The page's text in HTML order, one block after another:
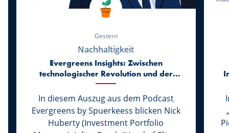
Gestern
Nachhaltigkeit
Evergreens Insights: Zwischen
technologischer Revolution und der
Rückkehr zur Realität der Märkte
In diesem Auszug aus dem Podcast
Evergreens by Spuerkeess blicken Nick
Huberty (Investment Portfolio